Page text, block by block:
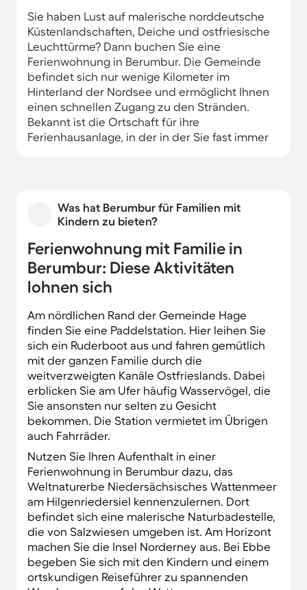
Sie haben Lust auf malerische norddeutsche
Küstenlandschaften, Deiche und ostfriesische
Leuchttürme? Dann buchen Sie eine
Ferienwohnung in Berumbur. Die Gemeinde
befindet sich nur wenige Kilometer im
Hinterland der Nordsee und ermöglicht Ihnen
einen schnellen Zugang zu den Stränden.
Bekannt ist die Ortschaft für ihre
Ferienhausanlage, in der in der Sie fast immer
Norddeich, an dessen Hafen nicht nur Kutter
mit fangfrischem Granat anlanden. Besteigen
einen Tagesausflug zu einer der Ostfriesischen
Inseln. Kinder lieben einen Besuch der
Seehundstation im Nationalpark-Haus von
Norden mit seinen Attraktionen wie dem
Teemuseum und der gemütlichen
Fußgängerzone.
Was hat Berumbur für Familien mit
Kindern zu bieten?
Ferienwohnung mit Familie in
Berumbur: Diese Aktivitäten
lohnen sich
Am nördlichen Rand der Gemeinde Hage
finden Sie eine Paddelstation. Hier leihen Sie
sich ein Ruderboot aus und fahren gemütlich
mit der ganzen Familie durch die
weitverzweigten Kanäle Ostfrieslands. Dabei
erblicken Sie am Ufer häufig Wasservögel, die
Sie ansonsten nur selten zu Gesicht
bekommen. Die Station vermietet im Übrigen
auch Fahrräder.
Nutzen Sie Ihren Aufenthalt in einer
Ferienwohnung in Berumbur dazu, das
Weltnaturerbe Niedersächsisches Wattenmeer
am Hilgenriedersiel kennenzulernen. Dort
befindet sich eine malerische Naturbadestelle,
die von Salzwiesen umgeben ist. Am Horizont
machen Sie die Insel Norderney aus. Bei Ebbe
begeben Sie sich mit den Kindern und einem
ortskundigen Reiseführer zu spannenden